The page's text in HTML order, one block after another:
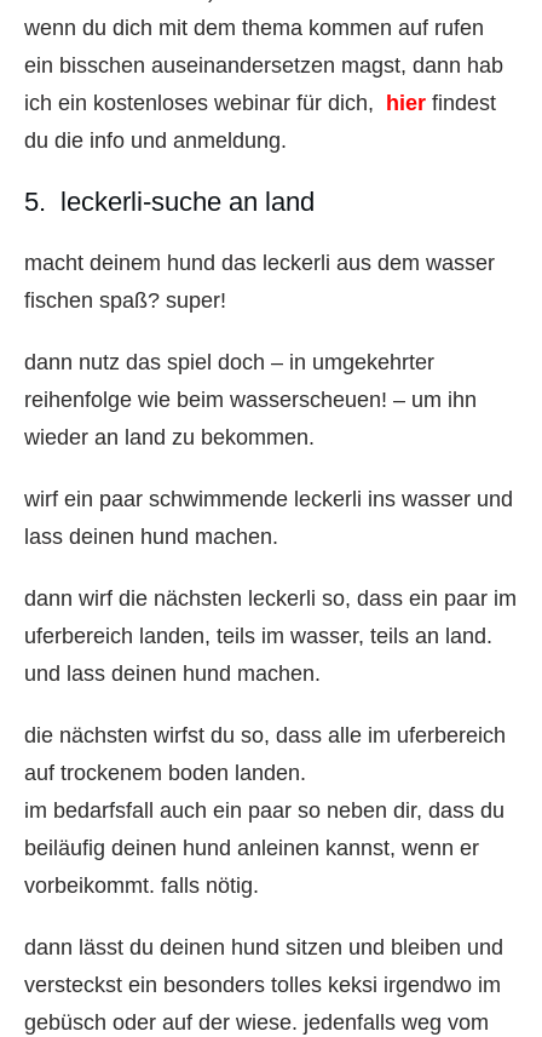
wenn du dich mit dem thema kommen auf rufen
ein bisschen auseinandersetzen magst, dann hab
ich ein kostenloses webinar für dich,
hier findest
du die info und anmeldung.
5. leckerli-suche an land
macht deinem hund das leckerli aus dem wasser
fischen spaß? super!
dann nutz das spiel doch – in umgekehrter
reihenfolge wie beim wasserscheuen! – um ihn
wieder an land zu bekommen.
wirf ein paar schwimmende leckerli ins wasser und
lass deinen hund machen.
dann wirf die nächsten leckerli so, dass ein paar im
uferbereich landen, teils im wasser, teils an land.
und lass deinen hund machen.
die nächsten wirfst du so, dass alle im uferbereich
auf trockenem boden landen.
im bedarfsfall auch ein paar so neben dir, dass du
beiläufig deinen hund anleinen kannst, wenn er
vorbeikommt. falls nötig.
dann lässt du deinen hund sitzen und bleiben und
versteckst ein besonders tolles keksi irgendwo im
gebüsch oder auf der wiese. jedenfalls weg vom